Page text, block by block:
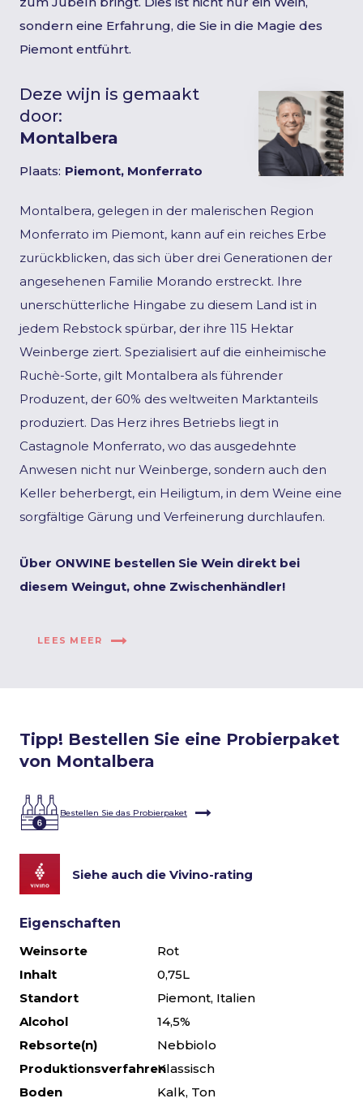
sondern eine Erfahrung, die Sie in die Magie des
Piemont entführt.
Deze wijn is gemaakt
door:
Montalbera
Plaats: Piemont, Monferrato
Montalbera, gelegen in der malerischen Region
Monferrato im Piemont, kann auf ein reiches Erbe
zurückblicken, das sich über drei Generationen der
angesehenen Familie Morando erstreckt. Ihre
unerschütterliche Hingabe zu diesem Land ist in
jedem Rebstock spürbar, der ihre 115 Hektar
Weinberge ziert. Spezialisiert auf die einheimische
Ruchè-Sorte, gilt Montalbera als führender
Produzent, der 60% des weltweiten Marktanteils
produziert. Das Herz ihres Betriebs liegt in
Castagnole Monferrato, wo das ausgedehnte
Anwesen nicht nur Weinberge, sondern auch den
Keller beherbergt, ein Heiligtum, in dem Weine eine
sorgfältige Gärung und Verfeinerung durchlaufen.
Über ONWINE bestellen Sie Wein direkt bei
diesem Weingut, ohne Zwischenhändler!
LEES MEER
Tipp! Bestellen Sie eine Probierpaket
von Montalbera
Bestellen Sie das Probierpaket
Siehe auch die Vivino-rating
Eigenschaften
Weinsorte
Rot
Inhalt
0,75L
Standort
Piemont, Italien
Alcohol
14,5%
Rebsorte(n)
Nebbiolo
ProduktionsverfahrenKlassisch
Boden
Kalk, Ton